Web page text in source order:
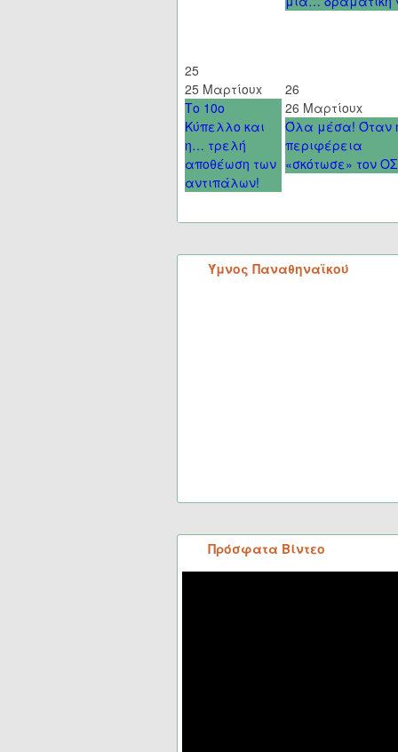
25
25 Μαρτίουx
Τo 10o
Κύπελλο και
η… τρελή
αποθέωση των
αντιπάλων!
26
26 Μαρτίουx
Όλα μέσα! Όταν
περιφέρεια
«σκότωσε» τον
Ύμνος Παναθηναϊκού
Πρόσφατα Βίντεο